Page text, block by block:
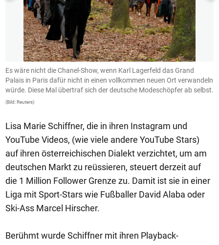
Es wäre nicht die Chanel-Show, wenn Karl Lagerfeld das Grand
Palais in Paris dafür nicht in einen vollkommen neuen Ort verwandeln
würde. Diese Mal übertraf sich der deutsche Modeschöpfer ab selbst.
(Bild: Reuters)
Lisa Marie Schiffner, die in ihren Instagram und
YouTube Videos, (wie viele andere YouTube Stars)
auf ihren österreichischen Dialekt verzichtet, um am
deutschen Markt zu reüssieren, steuert derzeit auf
die 1 Million Follower Grenze zu. Damit ist sie in einer
Liga mit Sport-Stars wie Fußballer David Alaba oder
Ski-Ass Marcel Hirscher.
Berühmt wurde Schiffner mit ihren Playback-